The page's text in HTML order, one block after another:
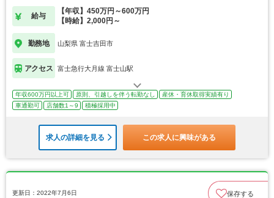
給与
【年収】450万円～600万円
【時給】2,000円～
勤務地 山梨県 富士吉田市
アクセス 富士急行大月線 富士山駅
年収600万円以上可 原則、引越しを伴う転勤なし
産休・育休取得実績有り
車通勤可
店舗数1～9 積極採用中
求人の詳細を見る この求人に興味がある
更新日：2022年7月6日 保存する